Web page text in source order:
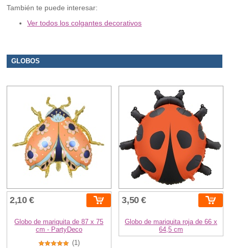
También te puede interesar:
Ver todos los colgantes decorativos
GLOBOS
2,10 €
Globo de mariquita de 87 x 75
cm - PartyDeco
(1)
3,50 €
Globo de mariquita roja de 66 x
64,5 cm